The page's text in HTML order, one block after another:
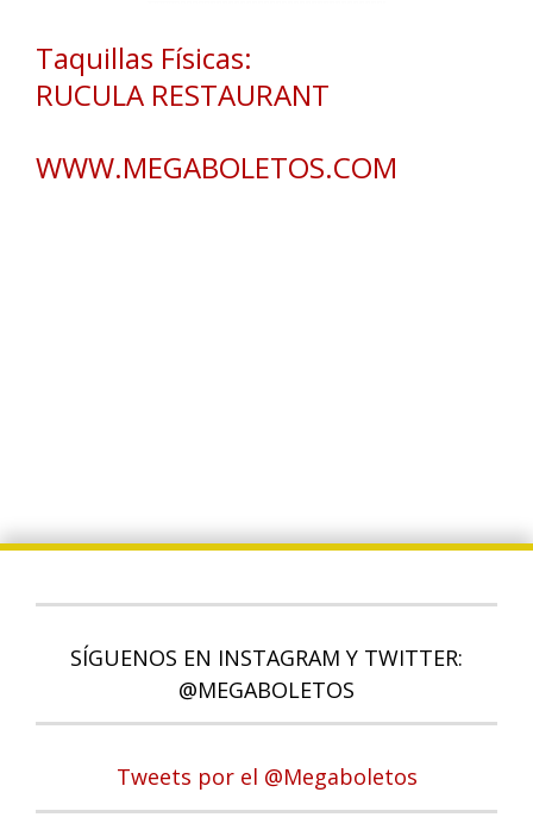
Taquillas Físicas:
RUCULA RESTAURANT
WWW.MEGABOLETOS.COM
SÍGUENOS EN INSTAGRAM Y TWITTER:
@MEGABOLETOS
Tweets por el @Megaboletos